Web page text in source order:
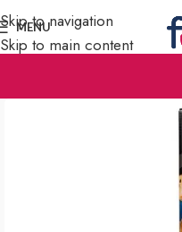
Skip to navigation
Skip to main content
MENU